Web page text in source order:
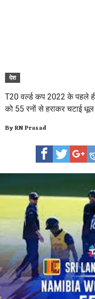
देश
T20 वर्ल्ड कप 2022 के पहले
को 55 रनों से हराकर चटाई धूल
ByRN Prasad